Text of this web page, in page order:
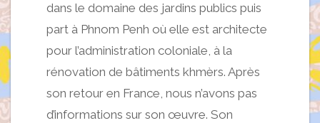
dans le domaine des jardins publics puis
part à Phnom Penh où elle est architecte
pour l’administration coloniale, à la
rénovation de bâtiments khmèrs. Après
son retour en France, nous n’avons pas
d’informations sur son œuvre. Son